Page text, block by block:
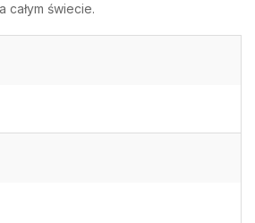
całym świecie.